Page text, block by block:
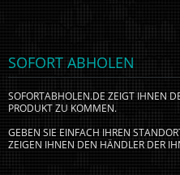
SOFORT ABHOLEN
SOFORTABHOLEN.DE ZEIGT IHNEN
PRODUKT ZU KOMMEN.
GEBEN SIE EINFACH IHREN
ZEIGEN IHNEN DEN HÄNDLER DER